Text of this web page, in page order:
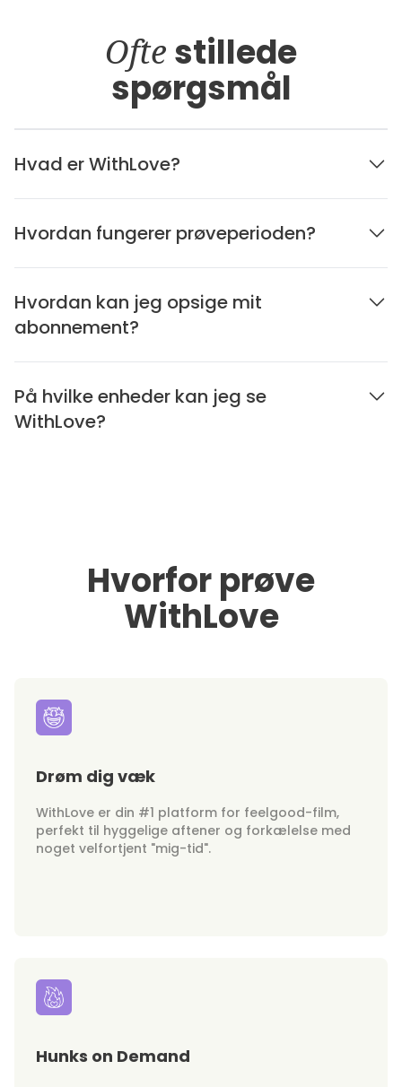
Ofte stillede
spørgsmål
Hvad er WithLove?
Hvordan fungerer prøveperioden?
Hvordan kan jeg opsige mit
abonnement?
På hvilke enheder kan jeg se
WithLove?
Hvorfor prøve
WithLove
Drøm dig væk
WithLove er din #1 platform for feelgood-film,
perfekt til hyggelige aftener og forkælelse med
noget velfortjent "mig-tid".
Hunks on Demand